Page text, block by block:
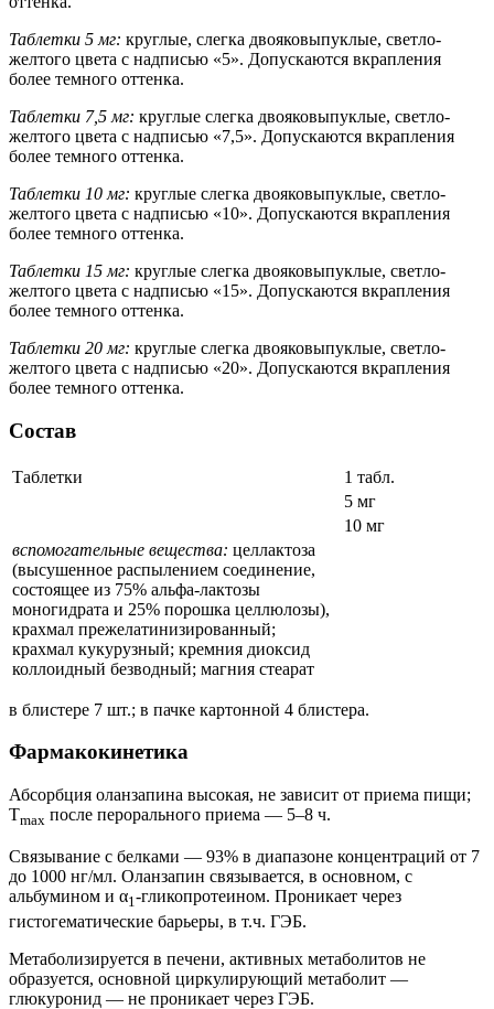
Таблетки 5 мг: круглые, слегка двояковыпуклые, светло-
желтого цвета с надписью «5». Допускаются вкрапления
более темного оттенка.
Таблетки 7,5 мг: круглые слегка двояковыпуклые, светло-
желтого цвета с надписью «7,5». Допускаются вкрапления
более темного оттенка.
Таблетки 10 мг: круглые слегка двояковыпуклые, светло-
желтого цвета с надписью «10». Допускаются вкрапления
более темного оттенка.
Таблетки 15 мг: круглые слегка двояковыпуклые, светло-
желтого цвета с надписью «15». Допускаются вкрапления
более темного оттенка.
Таблетки 20 мг: круглые слегка двояковыпуклые, светло-
желтого цвета с надписью «20». Допускаются вкрапления
более темного оттенка.
Состав
Таблетки
1 табл.
5 мг
10 мг
вспомогательные вещества: целлактоза
(высушенное распылением соединение,
состоящее из 75% альфа-лактозы
моногидрата и 25% порошка целлюлозы),
крахмал прежелатинизированный;
крахмал кукурузный; кремния диоксид
коллоидный безводный; магния стеарат
в блистере 7 шт.; в пачке картонной 4 блистера.
Фармакокинетика
Абсорбция оланзапина высокая, не зависит от приема пищи;
Tmax после перорального приема — 5–8 ч.
Связывание с белками — 93% в диапазоне концентраций от 7
до 1000 нг/мл. Оланзапин связывается, в основном, с
альбумином и α1-гликопротеином. Проникает через
гистогематические барьеры, в т.ч. ГЭБ.
Метаболизируется в печени, активных метаболитов не
образуется, основной циркулирующий метаболит —
глюкуронид — не проникает через ГЭБ.